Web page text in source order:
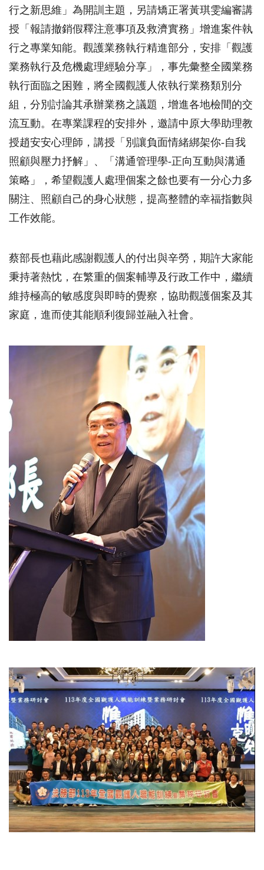
行之新思維」為開訓主題，另請矯正署黃琪雯編審講
授「報請撤銷假釋注意事項及救濟實務」增進案件執
行之專業知能。觀護業務執行精進部分，安排「觀護
業務執行及危機處理經驗分享」，事先彙整全國業務
執行面臨之困難，將全國觀護人依執行業務類別分
組，分別討論其承辦業務之議題，增進各地檢間的交
流互動。在專業課程的安排外，邀請中原大學助理教
授趙安安心理師，講授「別讓負面情緒綁架你-自我
照顧與壓力抒解」、「溝通管理學-正向互動與溝通
策略」，希望觀護人處理個案之餘也要有一分心力多
關注、照顧自己的身心狀態，提高整體的幸福指數與
工作效能。
蔡部長也藉此感謝觀護人的付出與辛勞，期許大家能
秉持著熱忱，在繁重的個案輔導及行政工作中，繼續
維持極高的敏感度與即時的覺察，協助觀護個案及其
家庭，進而使其能順利復歸並融入社會。